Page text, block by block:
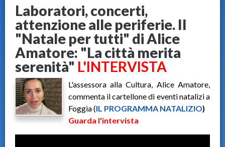
Laboratori, concerti,
attenzione alle periferie. Il
"Natale per tutti" di Alice
Amatore: "La città merita
serenità" L'INTERVISTA
L'assessora alla Cultura, Alice Amatore,
commenta il cartellone di eventi natalizi a
Foggia (IL PROGRAMMA NATALIZIO)
Guarda l'intervista